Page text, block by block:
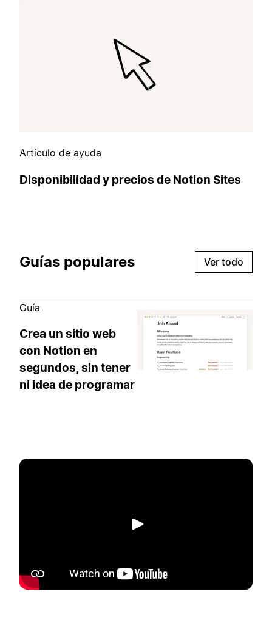
Artículo de ayuda
Disponibilidad y precios de Notion Sites
Guías populares Ver todo
Guía
Crea un sitio web
con Notion en
segundos, sin tener
ni idea de programar
Reproducir